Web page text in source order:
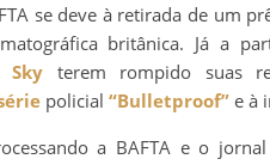
se deve à retirada de um
britânica. Já a
Sky terem rompido suas
policial “Bulletproof” e à
a BAFTA e o